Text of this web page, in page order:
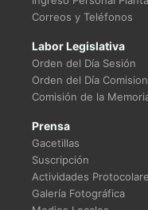
Correos y Teléfonos
Labor Legislativa
Orden del Día Sesión
Orden del Día
Comisión de la
Prensa
Gacetillas
Suscripción
Actividades
Galería Fotográfica